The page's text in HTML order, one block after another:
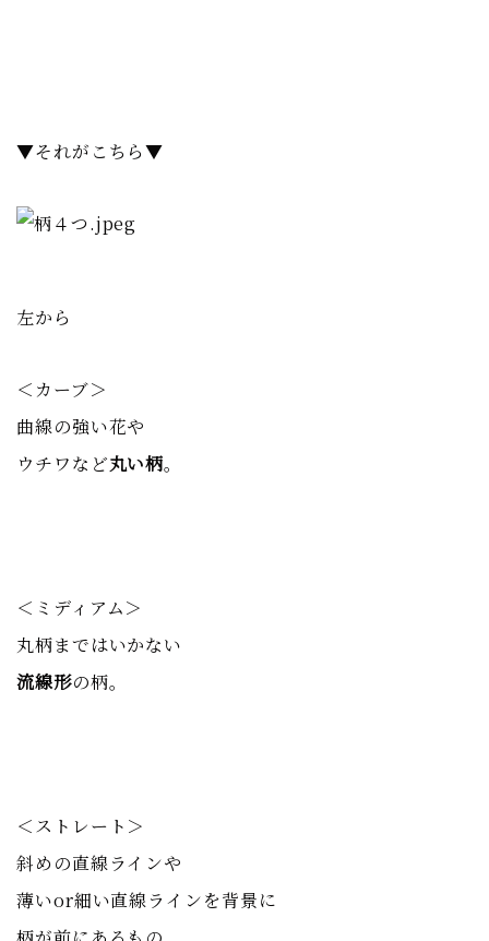
▼それがこちら▼
左から
＜カーブ＞
曲線の強い花や
ウチワなど丸い柄。
＜ミディアム＞
丸柄まではいかない
流線形の柄。
＜ストレート＞
斜めの直線ラインや
薄いor細い直線ラインを背景に